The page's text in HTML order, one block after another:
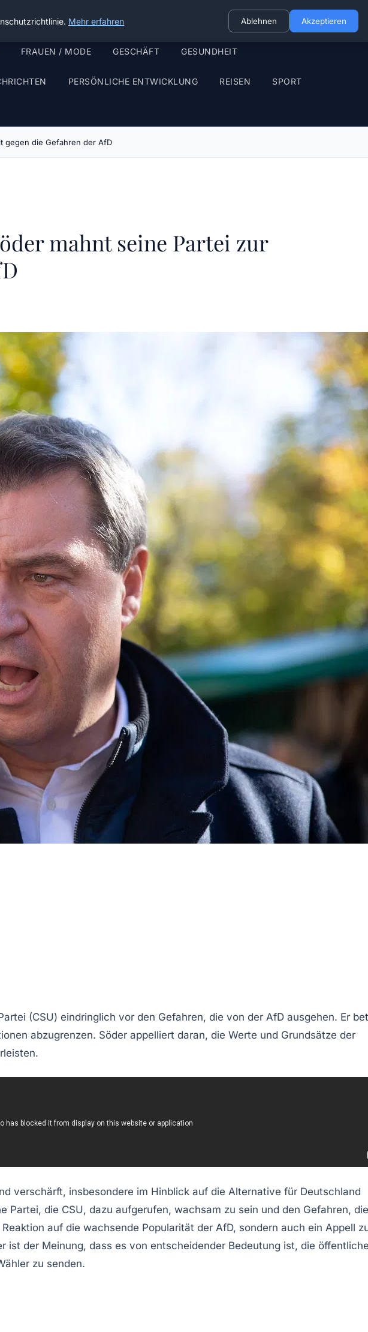
FRAUEN / MODE GESCHÄFT GESUNDHEIT
PERSÖNLICHE ENTWICKLUNG REISEN SPORT
gegen die Gefahren der AfD
mahnt seine Partei zur
(CSU) eindringlich vor den Gefahren, die von der AfD ausgehen. Er
abzugrenzen. Söder appelliert daran, die Werte und Grundsätze der
verschärft, insbesondere im Hinblick auf die Alternative für Deutschland
Partei, die CSU, dazu aufgerufen, wachsam zu sein und den Gefahren, die
auf die wachsende Popularität der AfD, sondern auch ein Appell
ist der Meinung, dass es von entscheidender Bedeutung ist, die
zu senden.
Mehr erfahren Ablehnen Akzeptieren